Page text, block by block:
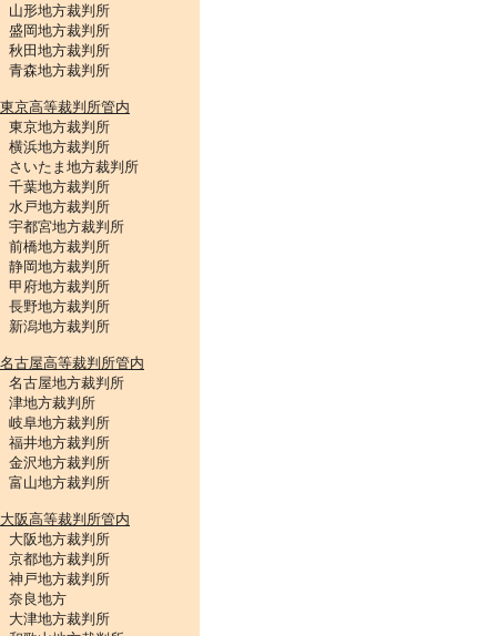
山形地方裁判所
盛岡地方裁判所
秋田地方裁判所
青森地方裁判所
東京高等裁判所管内
東京地方裁判所
横浜地方裁判所
さいたま地方裁判所
千葉地方裁判所
水戸地方裁判所
宇都宮地方裁判所
前橋地方裁判所
静岡地方裁判所
甲府地方裁判所
長野地方裁判所
新潟地方裁判所
名古屋高等裁判所管内
名古屋地方裁判所
津地方裁判所
岐阜地方裁判所
福井地方裁判所
金沢地方裁判所
富山地方裁判所
大阪高等裁判所管内
大阪地方裁判所
京都地方裁判所
神戸地方裁判所
奈良地方
大津地方裁判所